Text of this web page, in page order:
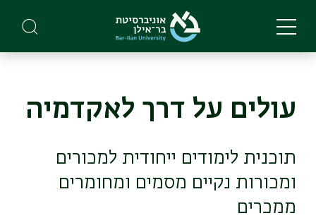
main
עולים על דרך לאקדמיה
תוכנית לימודים ייחודית למכורים
ומכורות נקיים מסמים ומחומרים
ממכרים